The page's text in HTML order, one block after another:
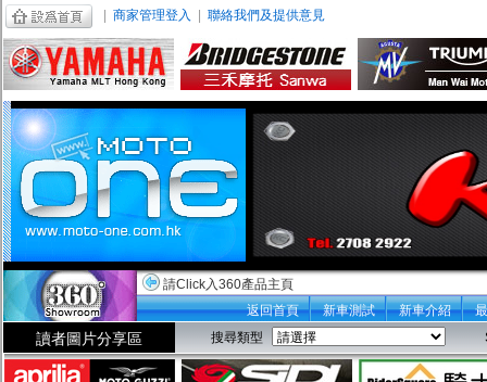
商家管理登入 聯絡我們及提供意見
請Click入360產品主頁
返回首頁
新車測試 新車介紹
讀者圖片分享區 搜尋類型